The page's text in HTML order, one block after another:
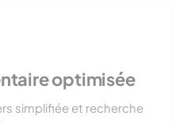
optimisée
simplifiée et recherche